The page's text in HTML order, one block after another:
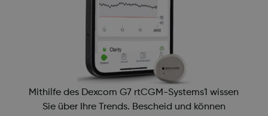
Mithilfe des Dexcom G7 rtCGM-Systems1 wissen
Sie über Ihre Trends. Bescheid und können